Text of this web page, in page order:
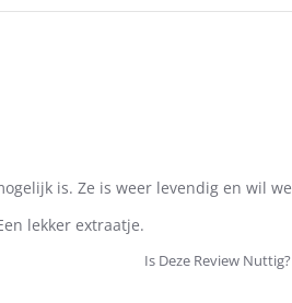
is. Ze is weer levendig en wil
lekker extraatje.
Is Deze Review Nuttig?